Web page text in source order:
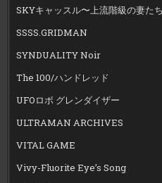
SKYキャッスル〜上流階級の妻た
SSSS.GRIDMAN
SYNDUALITY Noir
The 100/ハンドレッド
UFOロボ グレンダイザー
ULTRAMAN ARCHIVES
VITAL GAME
Vivy-Fluorite Eye’s Song